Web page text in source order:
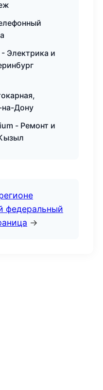
Электрика и
на-Дону
- Ремонт и
федеральный
→